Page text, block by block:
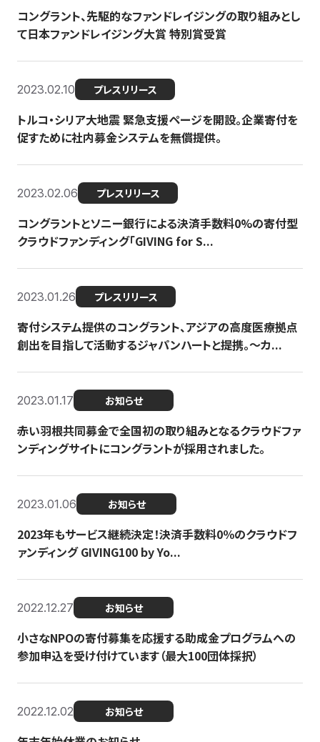
コングラント、先駆的なファンドレイジングの取り組みとし
て日本ファンドレイジング大賞 特別賞受賞
2023.02.10 プレスリリース
トルコ・シリア大地震 緊急支援ページを開設。企業寄付を
促すために社内募金システムを無償提供。
2023.02.06 プレスリリース
コングラントとソニー銀行による決済手数料0%の寄付型
クラウドファンディング「GIVING for S...
2023.01.26 プレスリリース
寄付システム提供のコングラント、アジアの高度医療拠点
創出を目指して活動するジャパンハートと提携。〜カ...
2023.01.17 お知らせ
赤い羽根共同募金で全国初の取り組みとなるクラウドファ
ンディングサイトにコングラントが採用されました。
2023.01.06 お知らせ
2023年もサービス継続決定！決済手数料0％のクラウドフ
ァンディング GIVING100 by Yo...
2022.12.27 お知らせ
小さなNPOの寄付募集を応援する助成金プログラムへの
参加申込を受け付けています（最大100団体採択）
2022.12.02 お知らせ